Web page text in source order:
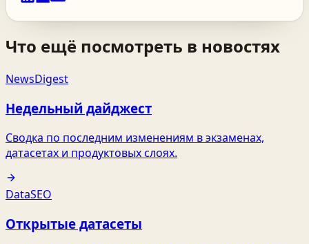
Что ещё посмотреть в новостях
NewsDigest
Недельный дайджест
Сводка по последним изменениям в экзаменах,
датасетах и продуктовых слоях.
DataSEO
Открытые датасеты